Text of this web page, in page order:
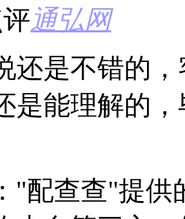
通弘网
还是不错的
是能理解的
"配查查"提供